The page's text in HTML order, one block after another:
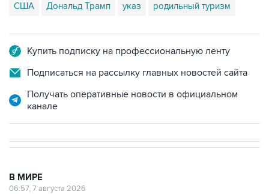
США Дональд Трамп указ родильный туризм
Купить подписку на профессиональную ленту
Подписаться на рассылку главных новостей сайта
Получать оперативные новости в официальном
канале
В МИРЕ
06:57, 7 августа 2026